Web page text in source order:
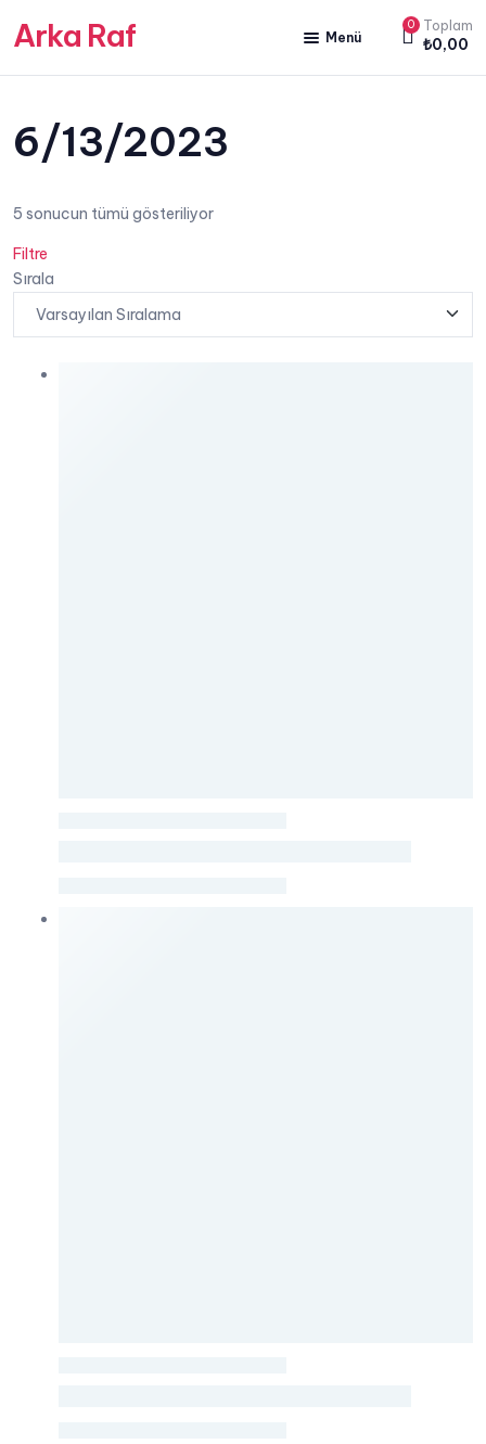
Arka Raf Menü
ANA SAYFA
HAKKIMIZDA
YAZARLARIMIZ
YAYIN PAKETLERİMİZ
0 Toplam
₺0,00
6/13/2023
5 sonucun tümü gösteriliyor
Filtre
Sırala